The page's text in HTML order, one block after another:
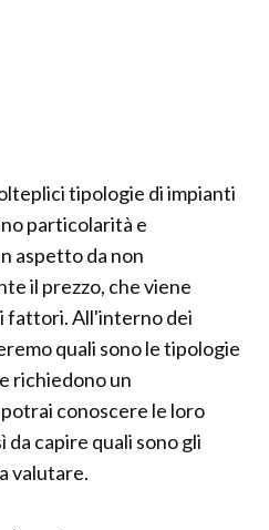
tipologie di impianti
particolarità e
aspetto da non
il prezzo, che viene
fattori. All'interno dei
quali sono le tipologie
richiedono un
conoscere le loro
capire quali sono gli
valutare.